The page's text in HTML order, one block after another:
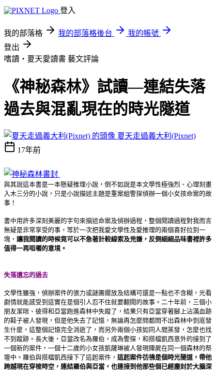
登入
我的部落格 我的部落格後台
我的帳號
登出
嗜讀‧夏天愛讀書 藝文評論
《神秘森林》試讀—連結失落
過去與混亂現在的時光隧道
夏天走過義大利(Pixnet)
17年前
與其說這本書是一本懸疑推理小說，倒不如說是本文學性極強烈、心理刻畫
入木三分的小說，只是小說描述主題是重案組警探偵辦一個小女孩命案的故
事！
書中用許多深刻美麗的字句來描述命案及偵辦過程，整個閱讀過程對我而言
無疑是非常享受的事，等於一次把我愛文學性及愛推理的兩個喜好拉到一
塊， 讓我閱讀的時候竟可以不急著計較線索及兇嫌，反倒細細品味書裡許多
值得一再咀嚼的意境。
失落遺忘的過去
文學性雖強，偵辦案件的張力或謎團擺放及結構可還是一點也不含糊，光看
劇情就能感受到這實在是個引人忍不住就要翻閱的故事。二十年前，三個小
朋友潔咪、彼得和亞當跑進森林中失蹤了，結果只有亞當穿著腳上沾滿血跡
的鞋子被人發現，但是他失去了記憶，無論再怎麼問都問不出森林中到底發
生什麼，這整個記憶完全消逝了，而另外兩個小孩如同人間蒸發，怎麼也找
不到蹤跡。長大後，亞當改名為羅伯，成為警探，和搭檔凱西意外的接到了
一個新的案件，一個十二歲的小女孩凱薩琳被人發現陳屍在同一個森林的祭
壇中。羅伯與搭檔凱西接下了這起案件， 這起案件彷彿是個時光隧道，帶他
跨越現在穿梭時空，連結羅伯與亞當，也連接到他那些個已經塵封於大腦深